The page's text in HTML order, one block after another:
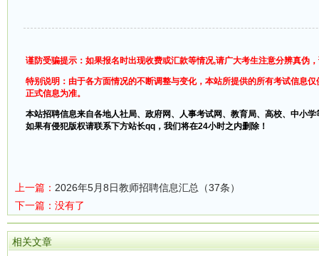
谨防受骗提示：如果报名时出现收费或汇款等情况,请广大考生注意分辨真伪
特别说明：由于各方面情况的不断调整与变化，本站所提供的所有考试信息
正式信息为准。
本站招聘信息来自各地人社局、政府网、人事考试网、教育局、高校、中小
如果有侵犯版权请联系下方站长qq，我们将在24小时之内删除！
上一篇： 2026年5月8日教师招聘信息汇总（37条）
下一篇：没有了
相关文章